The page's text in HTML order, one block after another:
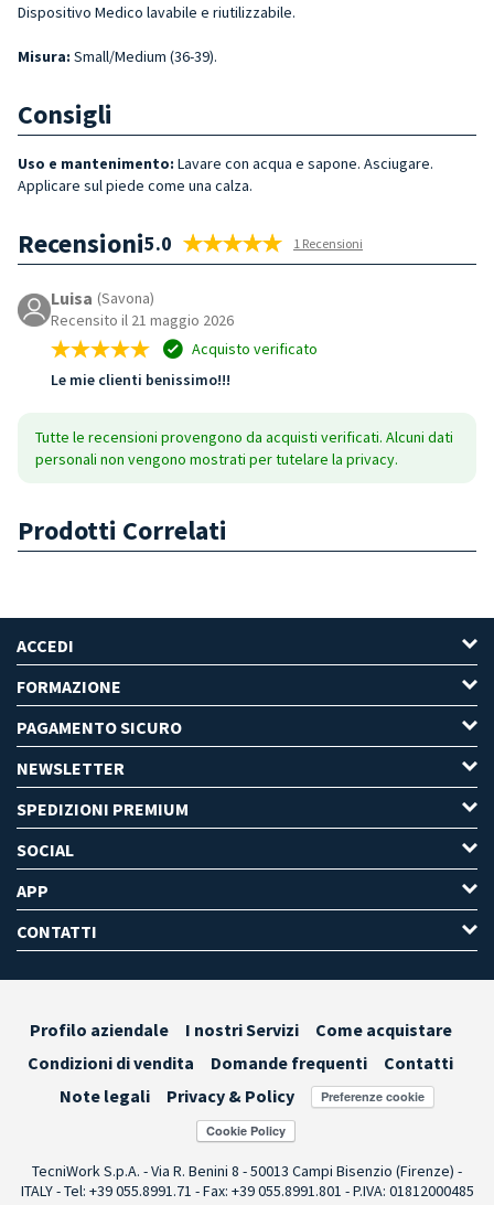
Dispositivo Medico lavabile e riutilizzabile.
Misura: Small/Medium (36-39).
Consigli
Uso e mantenimento: Lavare con acqua e sapone. Asciugare.
Applicare sul piede come una calza.
Recensioni5.0 1 Recensioni
Luisa (Savona)
Recensito il 21 maggio 2026
Acquisto verificato
Le mie clienti benissimo!!!
Tutte le recensioni provengono da acquisti verificati. Alcuni dati
personali non vengono mostrati per tutelare la privacy.
Prodotti Correlati
ACCEDI
FORMAZIONE
PAGAMENTO SICURO
NEWSLETTER
SPEDIZIONI PREMIUM
SOCIAL
APP
CONTATTI
Profilo aziendale I nostri Servizi
Come acquistare
Condizioni di vendita
Domande frequenti
Contatti
Note legali
Privacy & Policy Preferenze cookie
TecniWork S.p.A. - Via R. Benini 8 - 50013 Campi Bisenzio (Firenze) -
ITALY - Tel: +39 055.8991.71 - Fax: +39 055.8991.801 - P.IVA: 01812000485